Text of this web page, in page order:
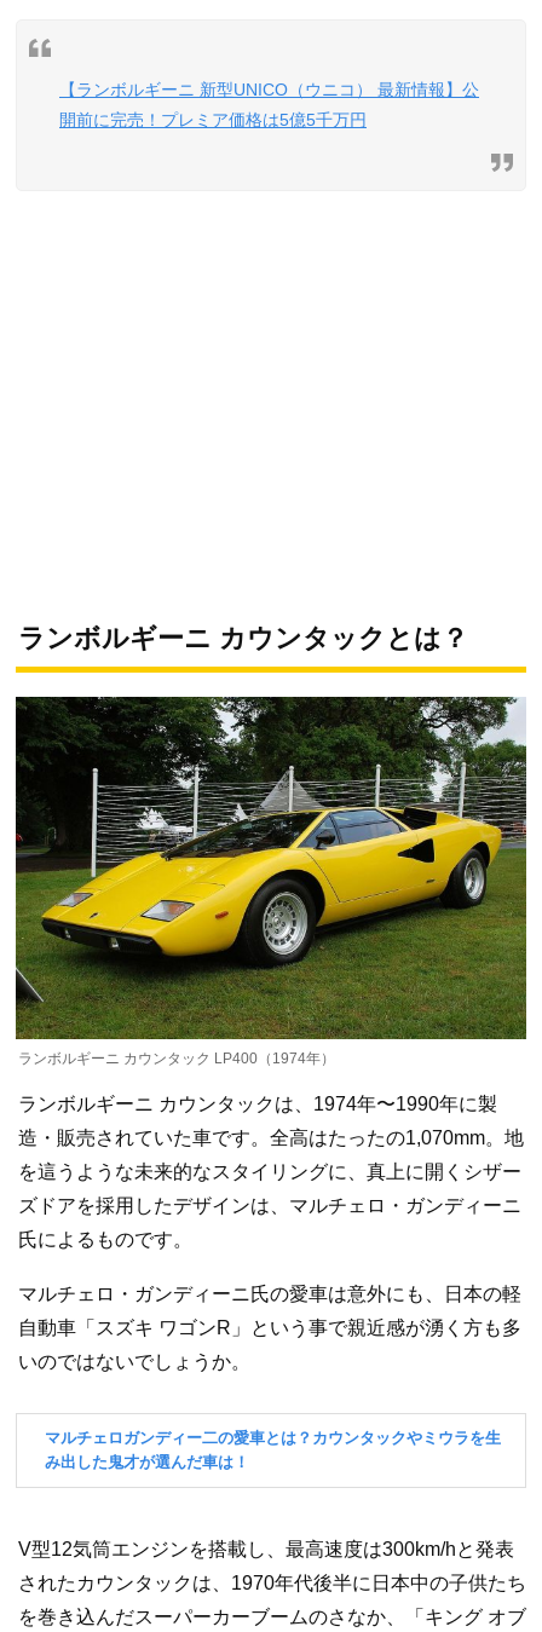
【ランボルギーニ 新型UNICO（ウニコ） 最新情報】公
開前に完売！プレミア価格は5億5千万円
ランボルギーニ カウンタックとは？
ランボルギーニ カウンタック LP400（1974年）
ランボルギーニ カウンタックは、1974年〜1990年に製
造・販売されていた車です。全高はたったの1,070mm。地
を這うような未来的なスタイリングに、真上に開くシザー
ズドアを採用したデザインは、マルチェロ・ガンディーニ
氏によるものです。
マルチェロ・ガンディーニ氏の愛車は意外にも、日本の軽
自動車「スズキ ワゴンR」という事で親近感が湧く方も多
いのではないでしょうか。
V型12気筒エンジンを搭載し、最高速度は300km/hと発表
されたカウンタックは、1970年代後半に日本中の子供たち
を巻き込んだスーパーカーブームのさなか、「キング オブ